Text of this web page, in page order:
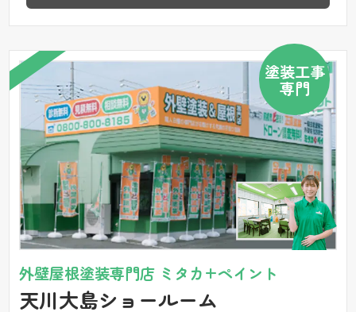
外壁屋根塗装専門店 ミタカ+ペイント
天川大島ショールーム
塗装工事
専門